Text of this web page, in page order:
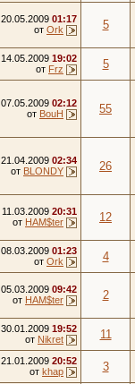
20.05.2009 01:17
от Ork 5
14.05.2009 19:02
от Frz
5
07.05.2009 02:12
от BouH 55
21.04.2009 02:34
от BLONDY 26
11.03.2009 20:31
от HAM$ter 12
08.03.2009 01:23
от Ork
4
05.03.2009 09:42
от HAM$ter 2
30.01.2009 19:52
от Nikret
11
21.01.2009 20:52
от khap 3